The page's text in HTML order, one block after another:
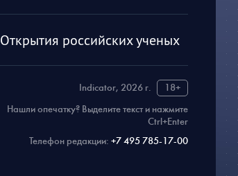
Открытия российских ученых
Indicator, 2026 г.
18+
Нашли опечатку? Выделите текст и нажмите
Ctrl+Enter
Телефон редакции: +7 495 785-17-00